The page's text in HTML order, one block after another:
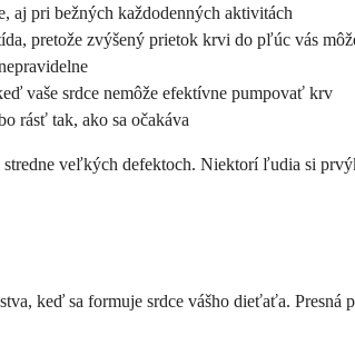
aj pri bežných každodenných aktivitách
pretože zvýšený prietok krvi do pľúc vás
vaše srdce nemôže efektívne pumpovať krv
rásť tak, ako sa očakáva
veľkých defektoch. Niektorí ľudia si
keď sa formuje srdce vášho dieťaťa.